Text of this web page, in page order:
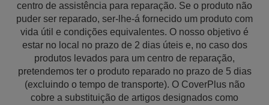
centro de assistência para reparação. Se o produto não
puder ser reparado, ser-lhe-á fornecido um produto com
vida útil e condições equivalentes. O nosso objetivo é
estar no local no prazo de 2 dias úteis e, no caso dos
produtos levados para um centro de reparação,
pretendemos ter o produto reparado no prazo de 5 dias
(excluindo o tempo de transporte). O CoverPlus não
cobre a substituição de artigos designados como